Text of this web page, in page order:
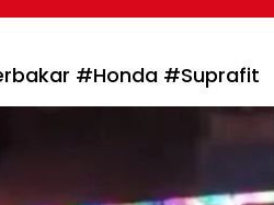
#Honda #Suprafit